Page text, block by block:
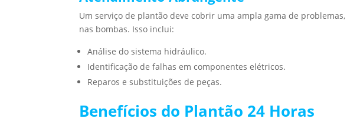
Um serviço de plantão deve cobrir uma ampla gama de
nas bombas. Isso inclui:
Análise do sistema hidráulico.
Identificação de falhas em componentes elétricos.
Reparos e substituições de peças.
Benefícios do Plantão 24 Horas